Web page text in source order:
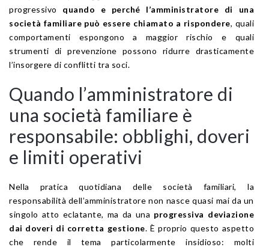
progressivo quando e perché l’amministratore di una
società familiare può essere chiamato a rispondere, quali
comportamenti espongono a maggior rischio e quali
strumenti di prevenzione possono ridurre drasticamente
l’insorgere di conflitti tra soci.
Quando l’amministratore di
una società familiare è
responsabile: obblighi, doveri
e limiti operativi
Nella pratica quotidiana delle società familiari, la
responsabilità dell’amministratore non nasce quasi mai da un
singolo atto eclatante, ma da una progressiva deviazione
dai doveri di corretta gestione. È proprio questo aspetto
che rende il tema particolarmente insidioso: molti